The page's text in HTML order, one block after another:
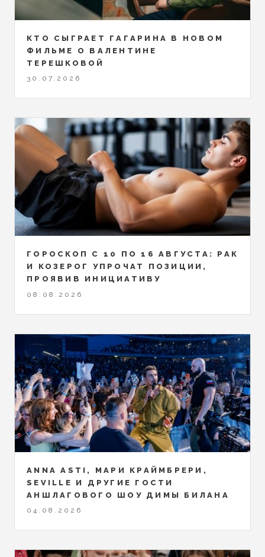
КТО СЫГРАЕТ ГАГАРИНА В НОВОМ
ФИЛЬМЕ О ВАЛЕНТИНЕ
ТЕРЕШКОВОЙ
30.07.2026
ГОРОСКОП С 10 ПО 16 АВГУСТА: РАК
И КОЗЕРОГ УПРОЧАТ ПОЗИЦИИ,
ПРОЯВИВ ИНИЦИАТИВУ
08.08.2026
ANNA ASTI, МАРИ КРАЙМБРЕРИ,
SEVILLE И ДРУГИЕ ГОСТИ
АНШЛАГОВОГО ШОУ ДИМЫ БИЛАНА
04.08.2026